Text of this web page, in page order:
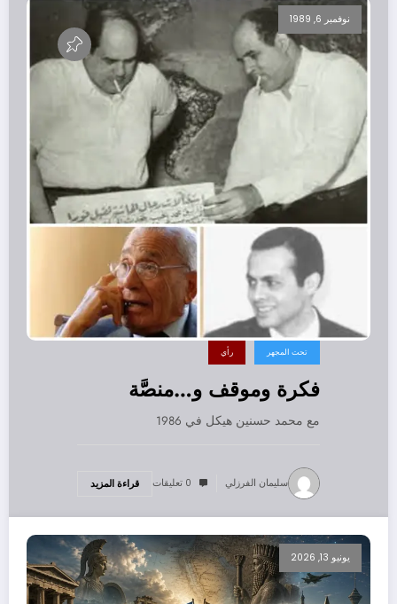
نوفمبر 6, 1989
تحت المجهر رأي
فكرة وموقف و…منصَّة
مع محمد حسنين هيكل في 1986
سليمان الفرزلي 0 تعليقات قراءة المزيد
يونيو 13, 2026